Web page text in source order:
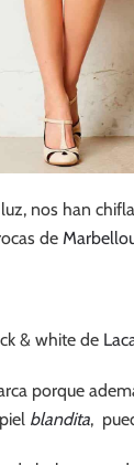
nos han
de
& white de
porque
blandita,